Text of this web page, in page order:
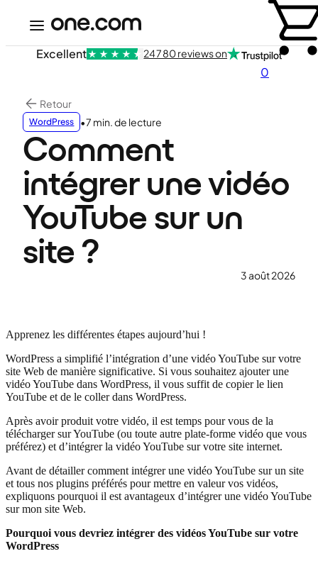
0
Excellent 24 780 reviews on
Retour
WordPress •7 min. de lecture
Comment
intégrer une vidéo
YouTube sur un
site ?
3 août 2026
Apprenez les différentes étapes aujourd’hui !
WordPress a simplifié l’intégration d’une vidéo YouTube sur votre
site Web de manière significative. Si vous souhaitez ajouter une
vidéo YouTube dans WordPress, il vous suffit de copier le lien
YouTube et de le coller dans WordPress.
Après avoir produit votre vidéo, il est temps pour vous de la
télécharger sur YouTube (ou toute autre plate-forme vidéo que vous
préférez) et d’intégrer la vidéo YouTube sur votre site internet.
Avant de détailler comment intégrer une vidéo YouTube sur un site
et tous nos plugins préférés pour mettre en valeur vos vidéos,
expliquons pourquoi il est avantageux d’intégrer une vidéo YouTube
sur mon site Web.
Pourquoi vous devriez intégrer des vidéos YouTube sur votre
WordPress